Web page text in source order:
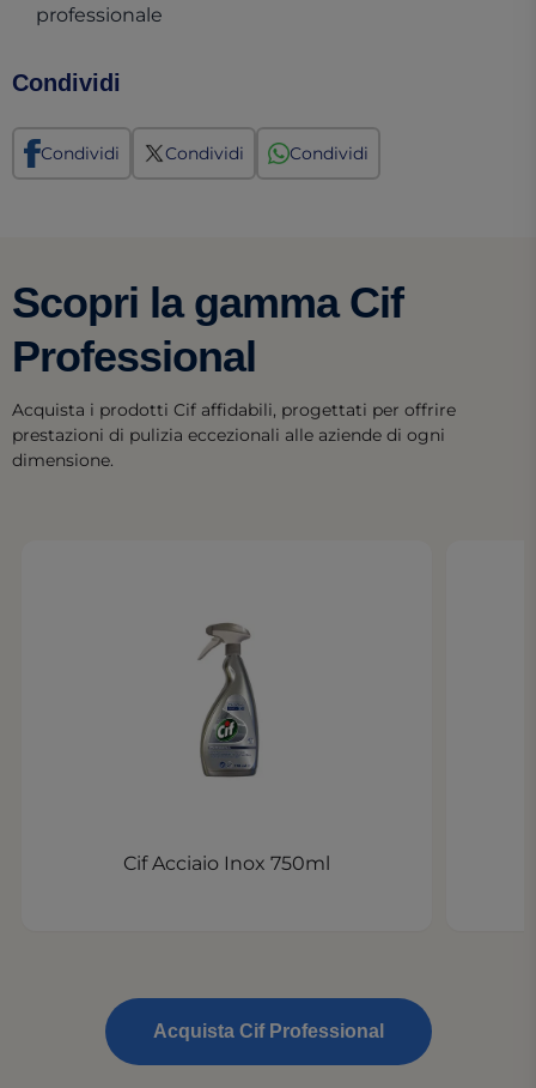
professionale
Condividi
Condividi Condividi Condividi
Scopri la gamma Cif
Professional
Acquista i prodotti Cif affidabili, progettati per offrire
prestazioni di pulizia eccezionali alle aziende di ogni
dimensione.
Cif Acciaio Inox 750ml
Acquista Cif Professional